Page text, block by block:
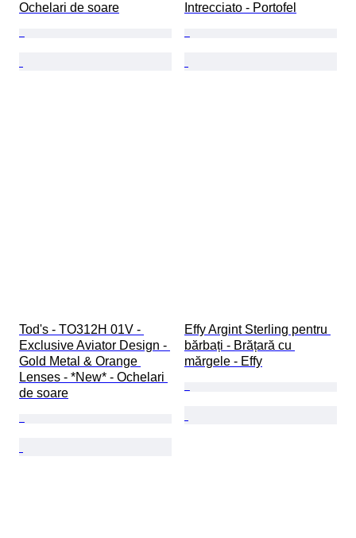
Ochelari de soare
Intrecciato - Portofel
Tod's - TO312H 01V -
Exclusive Aviator Design -
Gold Metal & Orange
Lenses - *New* - Ochelari
de soare
Effy Argint Sterling pentru
bărbați - Brățară cu
mărgele - Effy